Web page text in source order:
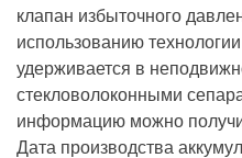
клапан избыточного
использованию
удерживается в
стекловолоконными
информацию можно
Дата производства